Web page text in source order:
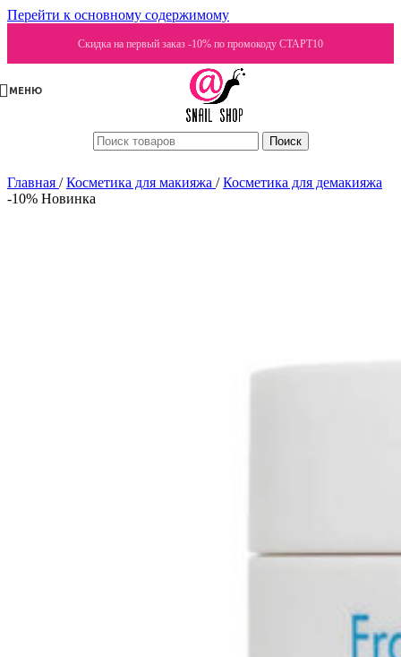
Перейти к основному содержимому
Скидка на первый заказ -10% по промокоду СТАРТ10
МЕНЮ
Поиск
Главная / Косметика для макияжа / Косметика для демакияжа
-10% Новинка